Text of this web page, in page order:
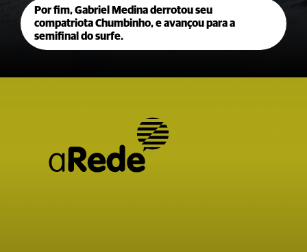
Por fim, Gabriel Medina derrotou seu
compatriota Chumbinho, e avançou para a
semifinal do surfe.